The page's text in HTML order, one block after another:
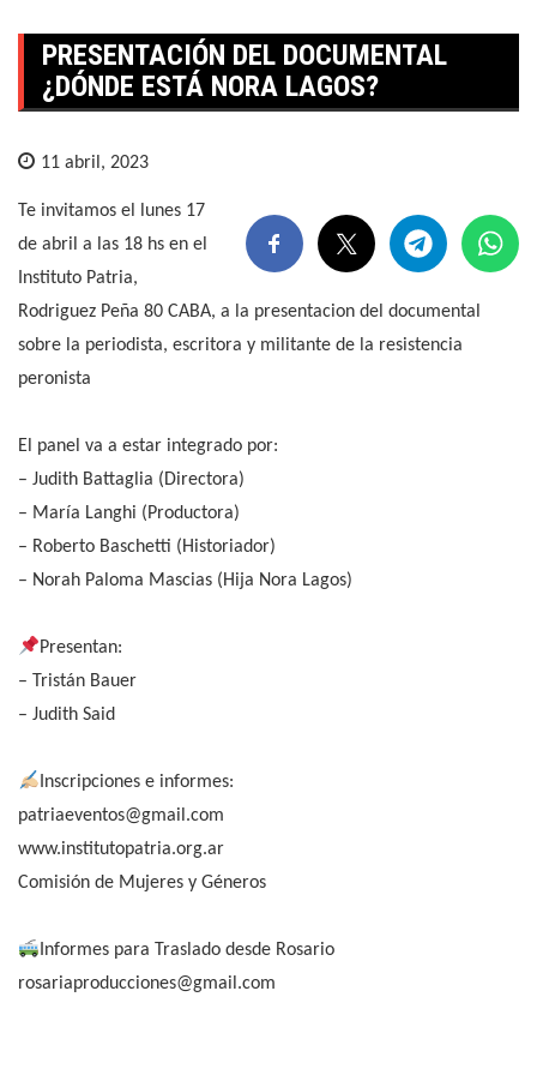
PRESENTACIÓN DEL DOCUMENTAL
¿DÓNDE ESTÁ NORA LAGOS?
11 abril, 2023
Te invitamos el lunes 17
de abril a las 18 hs en el
Instituto Patria,
Rodriguez Peña 80 CABA, a la presentacion del documental
sobre la periodista, escritora y militante de la resistencia
peronista
El panel va a estar integrado por:
– Judith Battaglia (Directora)
– María Langhi (Productora)
– Roberto Baschetti (Historiador)
– Norah Paloma Mascias (Hija Nora Lagos)
Presentan:
– Tristán Bauer
– Judith Said
Inscripciones e informes:
patriaeventos@gmail.com
www.institutopatria.org.ar
Comisión de Mujeres y Géneros
Informes para Traslado desde Rosario
rosariaproducciones@gmail.com